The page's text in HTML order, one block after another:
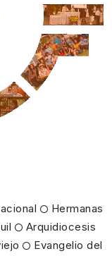
Hermanas
Arquidiocesis
Evangelio del